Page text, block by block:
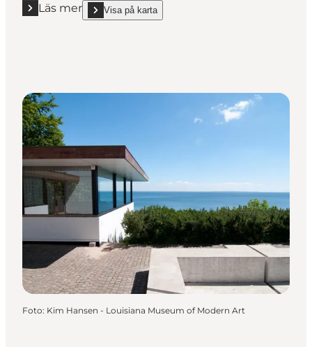
Läs mer
Läs mer "ARoS Aarhus Kunstmuseum"
Visa på kartashow ARoS Aarhus Kunstmuseum on_map
Foto: Kim Hansen - Louisiana Museum of Modern Art